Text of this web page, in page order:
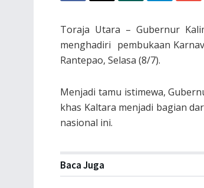
Toraja Utara – Gubernur
menghadiri pembukaan
Rantepao, Selasa (8/7).
Menjadi tamu istimewa,
khas Kaltara menjadi bagian
nasional ini.
Baca Juga